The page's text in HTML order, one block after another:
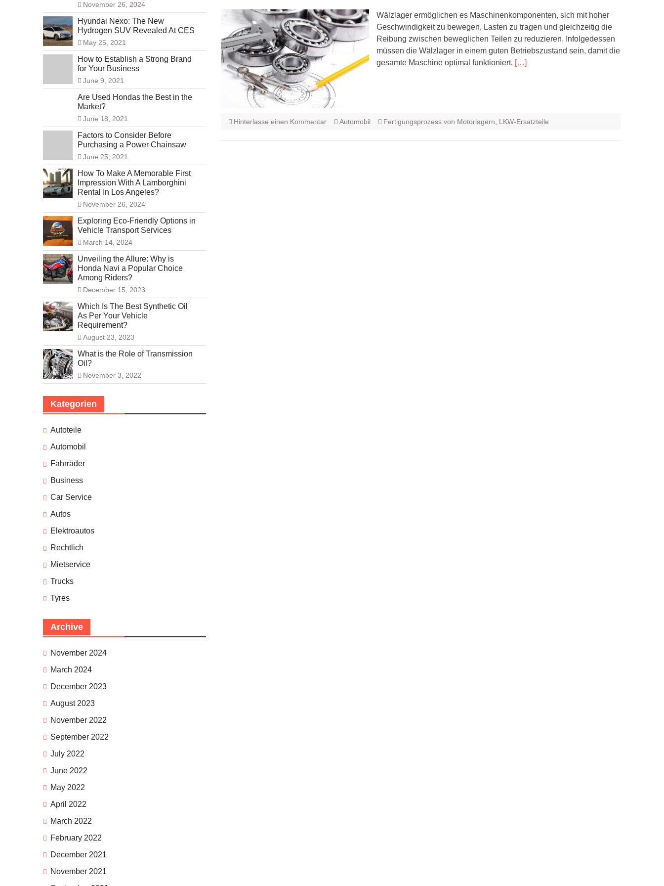
Wälzlager ermöglichen es Maschinenkomponenten, sich mit hoher
Geschwindigkeit zu bewegen, Lasten zu tragen und gleichzeitig die
Reibung zwischen beweglichen Teilen zu reduzieren. Infolgedessen
müssen die Wälzlager in einem guten Betriebszustand sein, damit die
gesamte Maschine optimal funktioniert. […]
Hinterlasse einen Kommentar Automobil Fertigungsprozess von Motorlagern, LKW-Ersatzteile
November 26, 2024
Hyundai Nexo: The New
Hydrogen SUV Revealed At CES
May 25, 2021
How to Establish a Strong Brand
for Your Business
June 9, 2021
Are Used Hondas the Best in the
Market?
June 18, 2021
Factors to Consider Before
Purchasing a Power Chainsaw
June 25, 2021
How To Make A Memorable First
Impression With A Lamborghini
Rental In Los Angeles?
November 26, 2024
Exploring Eco-Friendly Options in
Vehicle Transport Services
March 14, 2024
Unveiling the Allure: Why is
Honda Navi a Popular Choice
Among Riders?
December 15, 2023
Which Is The Best Synthetic Oil
As Per Your Vehicle
Requirement?
August 23, 2023
What is the Role of Transmission
Oil?
November 3, 2022
Kategorien
Autoteile
Automobil
Fahrräder
Business
Car Service
Autos
Elektroautos
Rechtlich
Mietservice
Trucks
Tyres
Archive
November 2024
March 2024
December 2023
August 2023
November 2022
September 2022
July 2022
June 2022
May 2022
April 2022
March 2022
February 2022
December 2021
November 2021